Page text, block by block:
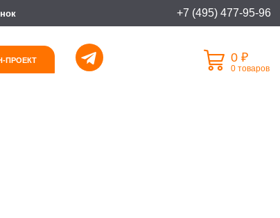
+7 (495) 477-95-96
ПРОЕКТ 0 ₽
0 товаров